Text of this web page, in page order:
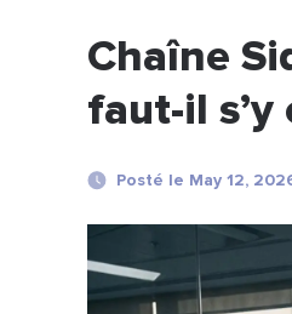
Chaîne
faut-il s’y
Posté le May 12,